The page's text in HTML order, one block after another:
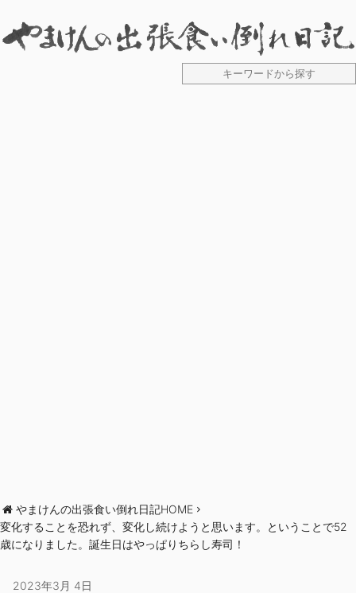
やまけんの出張食い倒れ日記HOME
変化することを恐れず、変化し続けようと思います。ということで52
歳になりました。誕生日はやっぱりちらし寿司！
2023年3月 4日